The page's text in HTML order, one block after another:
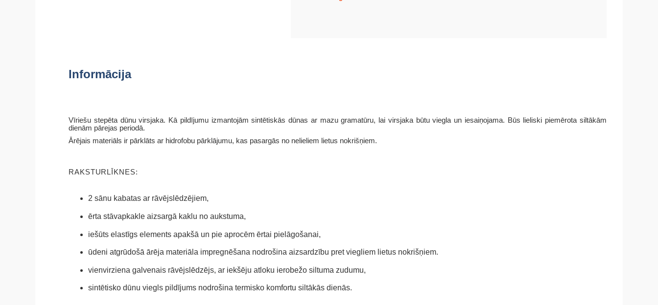
Informācija
Vīriešu stepēta dūnu virsjaka. Kā pildījumu izmantojām sintētiskās dūnas ar mazu gramatūru, lai virsjaka būtu viegla un iesaiņojama. Būs lieliski piemērota siltākām
dienām pārejas periodā.
Ārējais materiāls ir pārklāts ar hidrofobu pārklājumu, kas pasargās no nelieliem lietus nokrišņiem.
RAKSTURLĪKNES:
2 sānu kabatas ar rāvējslēdzējiem,
ērta stāvapkakle aizsargā kaklu no aukstuma,
iešūts elastīgs elements apakšā un pie aprocēm ērtai pielāgošanai,
ūdeni atgrūdošā ārēja materiāla impregnēšana nodrošina aizsardzību pret viegliem lietus nokrišņiem.
vienvirziena galvenais rāvējslēdzējs, ar iekšēju atloku ierobežo siltuma zudumu,
sintētisko dūnu viegls pildījums nodrošina termisko komfortu siltākās dienās.